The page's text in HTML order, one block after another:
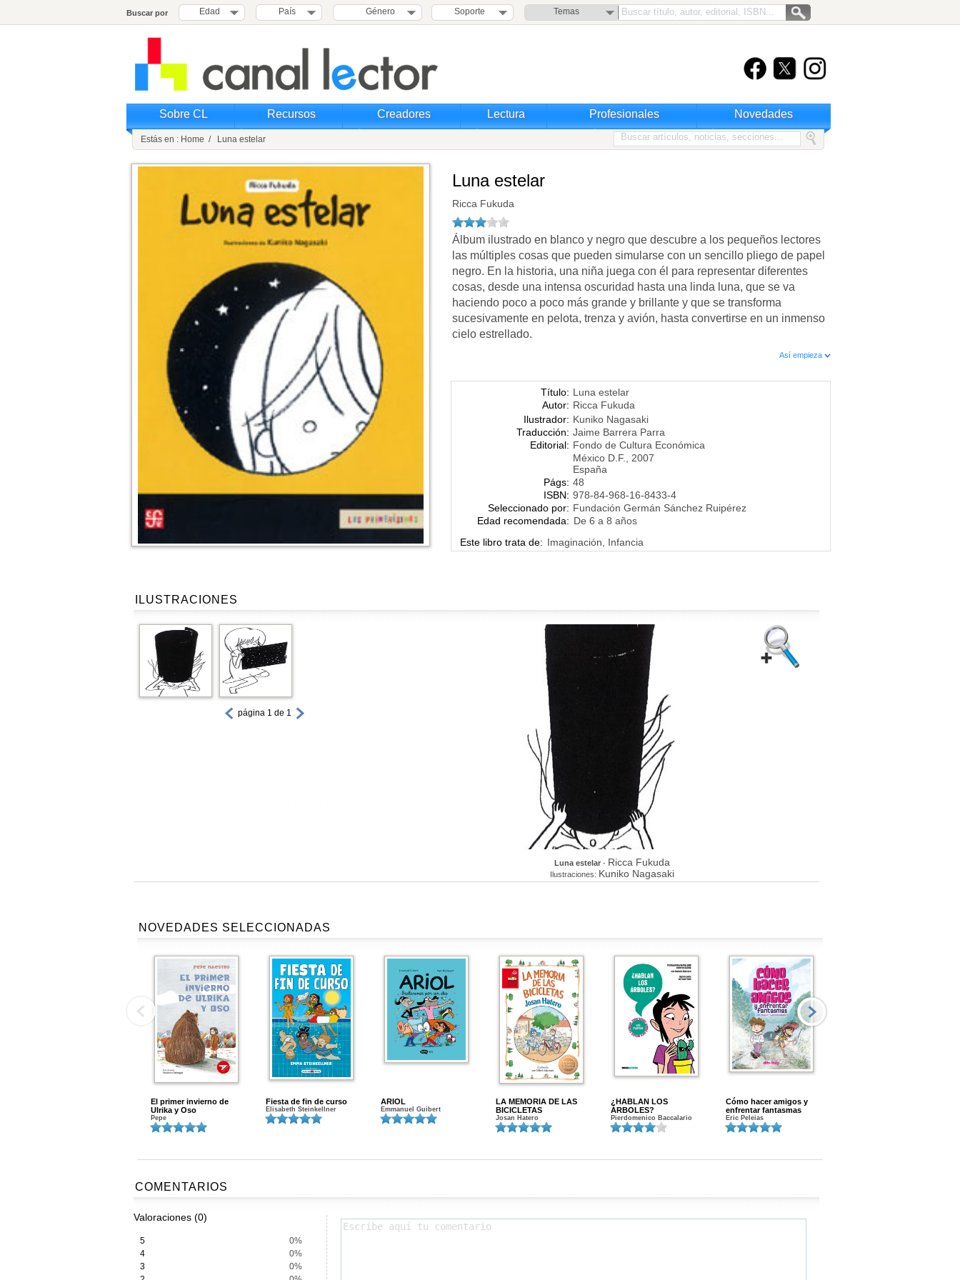
Buscar por Edad País Género Soporte Temas
Sobre CL Recursos Creadores Lectura Profesionales Novedades
Estás en : Home / Luna estelar
Luna estelar
Ricca Fukuda
Álbum ilustrado en blanco y negro que descubre a los pequeños lectores
las múltiples cosas que pueden simularse con un sencillo pliego de papel
negro. En la historia, una niña juega con él para representar diferentes
cosas, desde una intensa oscuridad hasta una linda luna, que se va
haciendo poco a poco más grande y brillante y que se transforma
sucesivamente en pelota, trenza y avión, hasta convertirse en un inmenso
cielo estrellado.
Así empieza
Título: Luna estelar
Autor: Ricca Fukuda
Ilustrador: Kuniko Nagasaki
Traducción: Jaime Barrera Parra
Editorial: Fondo de Cultura Económica
México D.F., 2007
España
Págs: 48
ISBN: 978-84-968-16-8433-4
Seleccionado por: Fundación Germán Sánchez Ruipérez
Edad recomendada: De 6 a 8 años
Este libro trata de: Imaginación, Infancia
ILUSTRACIONES
página 1 de 1
Luna estelar - Ricca Fukuda
Ilustraciones: Kuniko Nagasaki
NOVEDADES SELECCIONADAS
El primer invierno de
Ulrika y Oso
Pepe
Fiesta de fin de curso
Elisabeth Steinkellner
ARIOL
Emmanuel Guibert
LA MEMORIA DE LAS
BICICLETAS
Josan Hatero
¿HABLAN LOS
ÁRBOLES?
Pierdomenico Baccalario
Cómo hacer amigos y
enfrentar fantasmas
Eric Peleias
COMENTARIOS
Valoraciones (0)
5
0%
4
0%
3
0%